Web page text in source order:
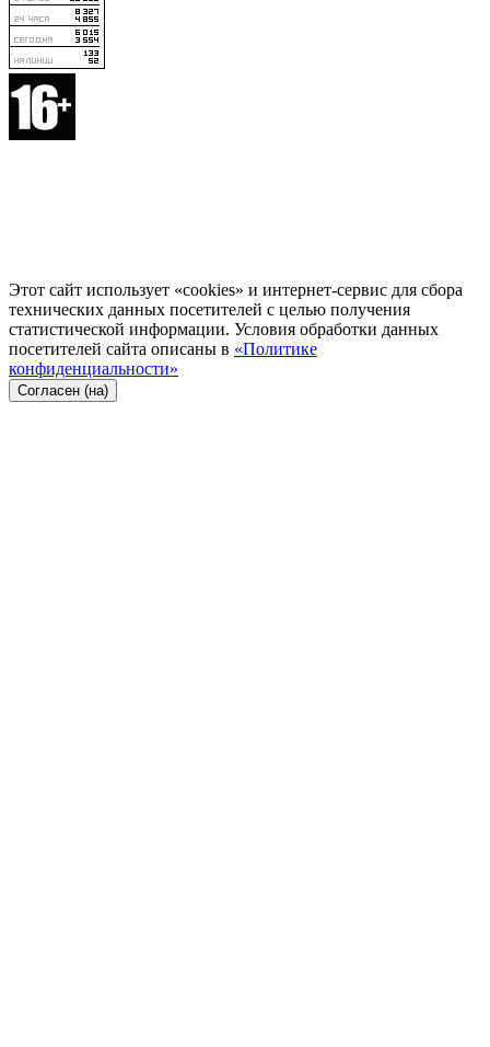
Этот сайт использует «cookies» и интернет-сервис для сбора
технических данных посетителей с целью получения
статистической информации. Условия обработки данных
посетителей сайта описаны в «Политике
конфиденциальности»
Согласен (на)